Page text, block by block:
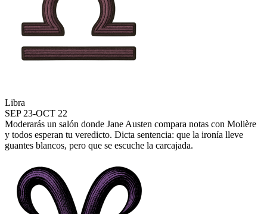
Libra
SEP 23-OCT 22
Moderarás un salón donde Jane Austen compara notas con Molière
y todos esperan tu veredicto. Dicta sentencia: que la ironía lleve
guantes blancos, pero que se escuche la carcajada.